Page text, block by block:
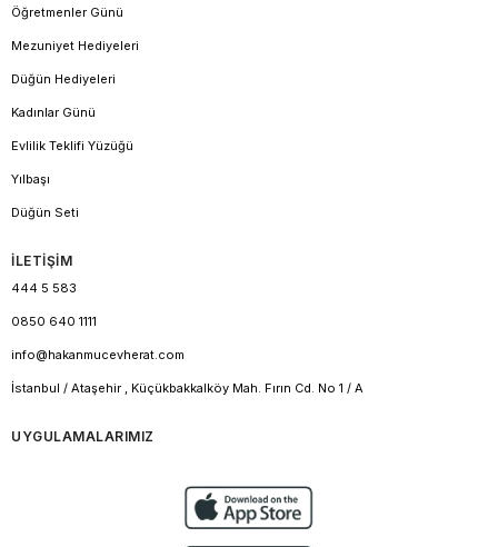
Öğretmenler Günü
Mezuniyet Hediyeleri
Düğün Hediyeleri
Kadınlar Günü
Evlilik Teklifi Yüzüğü
Yılbaşı
Düğün Seti
İLETİŞİM
444 5 583
0850 640 1111
info@hakanmucevherat.com
İstanbul / Ataşehir , Küçükbakkalköy Mah. Fırın Cd. No 1 / A
UYGULAMALARIMIZ